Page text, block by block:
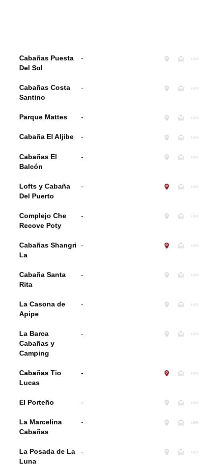
Cabañas Puesta
Del Sol
-
Cabañas Costa
Santino
-
Parque Mattes -
Cabaña El Aljibe -
Cabañas El
Balcón
-
Lofts y Cabaña
Del Puerto
-
Complejo Che
Recove Poty
-
Cabañas Shangri
La
-
Cabaña Santa
Rita
-
La Casona de
Apipe
-
La Barca
Cabañas y
Camping
-
Cabañas Tio
Lucas
-
El Porteño -
La Marcelina
Cabañas
-
La Posada de La
Luna
-